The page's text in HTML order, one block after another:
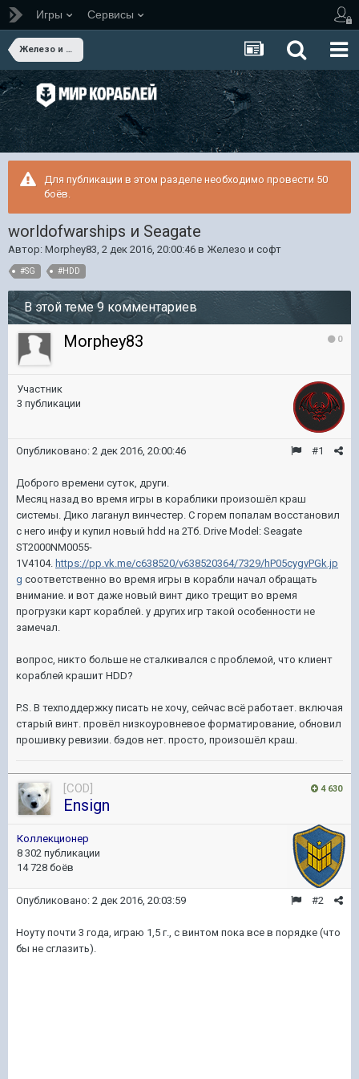
Игры Сервисы
Железо и софт
Для публикации в этом разделе необходимо провести 50
боёв.
worldofwarships и Seagate
Автор: Morphey83, 2 дек 2016, 20:00:46 в Железо и софт
#SG #HDD
В этой теме 9 комментариев
0
Morphey83
Участник
3 публикации
#1
Опубликовано: 2 дек 2016, 20:00:46
Доброго времени суток, други.
Месяц назад во время игры в кораблики произошёл краш
системы. Дико лаганул винчестер. С горем попалам восстановил
с него инфу и купил новый hdd на 2Тб. Drive Model: Seagate
ST2000NM0055-
1V4104. https://pp.vk.me/c638520/v638520364/7329/hP05cygvPGk.jp
g соответственно во время игры в корабли начал обращать
внимание. и вот даже новый винт дико трещит во время
прогрузки карт кораблей. у других игр такой особенности не
замечал.
вопрос, никто больше не сталкивался с проблемой, что клиент
кораблей крашит HDD?
P.S. В техподдержку писать не хочу, сейчас всё работает. включая
старый винт. провёл низкоуровневое форматирование, обновил
прошивку ревизии. бэдов нет. просто, произошёл краш.
4 630
[COD]
Ensign
Коллекционер
8 302 публикации
14 728 боёв
#2
Опубликовано: 2 дек 2016, 20:03:59
Ноуту почти 3 года, играю 1,5 г., с винтом пока все в порядке (что
бы не сглазить).